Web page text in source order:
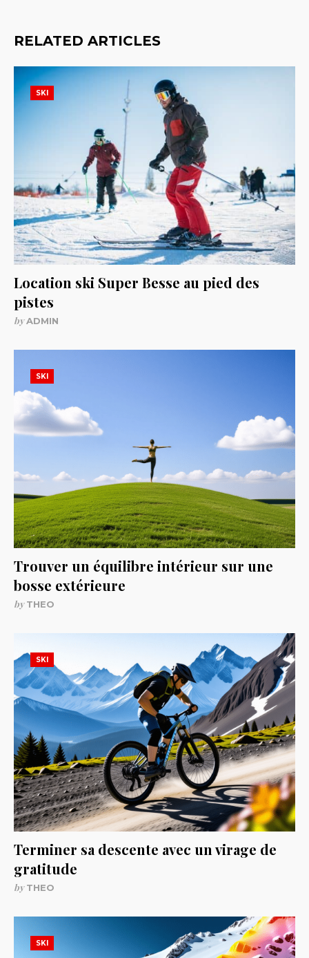
RELATED ARTICLES
SKI
Location ski Super Besse au pied des
pistes
byADMIN
SKI
Trouver un équilibre intérieur sur une
bosse extérieure
byTHEO
SKI
Terminer sa descente avec un virage de
gratitude
byTHEO
SKI